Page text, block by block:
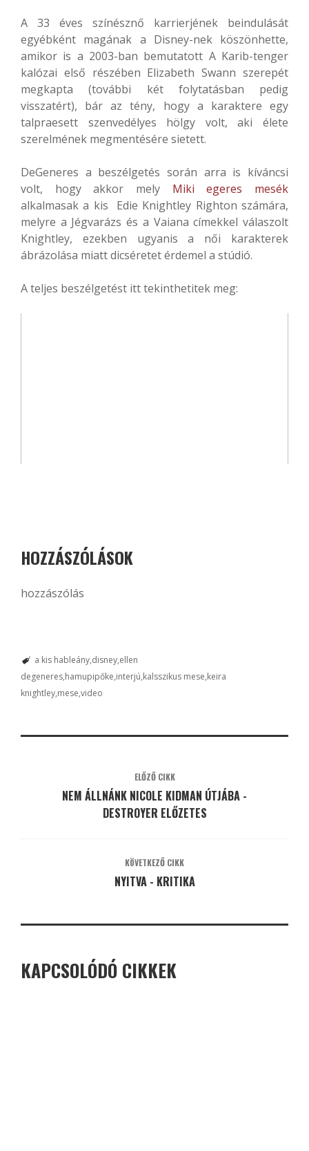
A 33 éves színésznő karrierjének beindulását
egyébként magának a Disney-nek köszönhette,
amikor is a 2003-ban bemutatott A Karib-tenger
kalózai első részében Elizabeth Swann szerepét
megkapta (további két folytatásban pedig
visszatért), bár az tény, hogy a karaktere egy
talpraesett szenvedélyes hölgy volt, aki élete
szerelmének megmentésére sietett.
DeGeneres a beszélgetés során arra is kíváncsi
volt, hogy akkor mely Miki egeres mesék
alkalmasak a kis
Edie Knightley Righton számára,
melyre a Jégvarázs és a Vaiana címekkel válaszolt
Knightley, ezekben ugyanis a női karakterek
ábrázolása miatt dicséretet érdemel a stúdió.
A teljes beszélgetést itt tekinthetitek meg:
HOZZÁSZÓLÁSOK
hozzászólás
a kis hableány disney ellen
degeneres hamupipőke interjú kalsszikus mese keira
knightley mese video
ELŐZŐ CIKK
NEM ÁLLNÁNK NICOLE KIDMAN ÚTJÁBA -
DESTROYER ELŐZETES
KÖVETKEZŐ CIKK
NYITVA - KRITIKA
KAPCSOLÓDÓ CIKKEK